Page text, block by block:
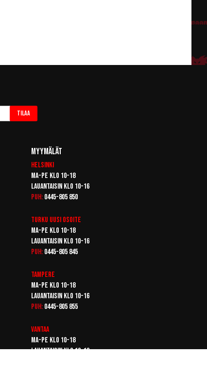
Tilaa
Myymälät
Helsinki
Ma-pe klo 10-18
Lauantaisin klo 10-16
Puh: 0445-805 850
Turku Uusi osoite
Ma-pe klo 10-18
Lauantaisin klo 10-16
Puh: 0445-805 845
Tampere
Ma-pe klo 10-18
Lauantaisin klo 10-16
Puh: 0445-805 855
Vantaa
Ma-pe klo 10-18
Lauantaisin klo 10-16